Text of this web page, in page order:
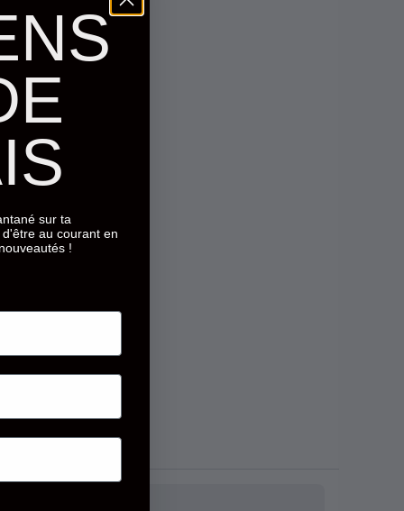
sur ta
au courant en
!